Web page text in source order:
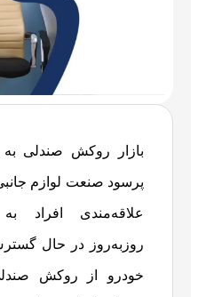
بازار روکش صندلی
پرسود صنعت لوازم
علاقه‌مندی افراد
روزبه‌روز در حال
خودرو از روکش